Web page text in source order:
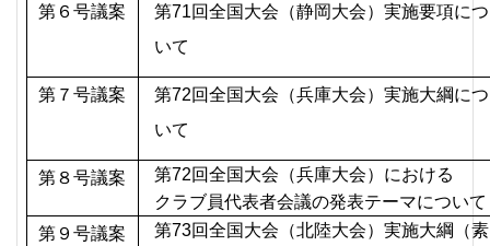
第６号議案
第71回全国大会（静岡大会）実施要項につ
いて
第７号議案 第72回全国大会（兵庫大会）実施大綱につ
いて
第８号議案 第72回全国大会（兵庫大会）における
クラブ員代表者会議の発表テーマについて
第９号議案
第73回全国大会（北陸大会）実施大綱（素